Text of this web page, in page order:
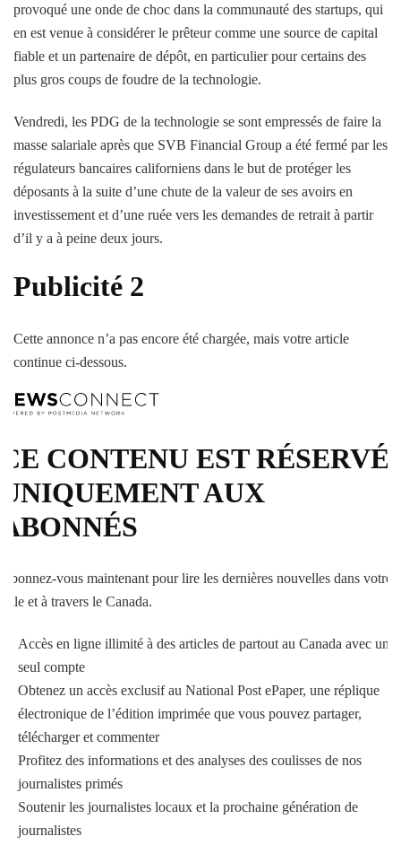
provoqué une onde de choc dans la communauté des startups, qui
en est venue à considérer le prêteur comme une source de capital
fiable et un partenaire de dépôt, en particulier pour certains des
plus gros coups de foudre de la technologie.
Vendredi, les PDG de la technologie se sont empressés de faire la
masse salariale après que SVB Financial Group a été fermé par les
régulateurs bancaires californiens dans le but de protéger les
déposants à la suite d’une chute de la valeur de ses avoirs en
investissement et d’une ruée vers les demandes de retrait à partir
d’il y a à peine deux jours.
Publicité 2
Cette annonce n’a pas encore été chargée, mais votre article
continue ci-dessous.
CE CONTENU EST RÉSERVÉ
UNIQUEMENT AUX
ABONNÉS
Abonnez-vous maintenant pour lire les dernières nouvelles dans votre
ville et à travers le Canada.
Accès en ligne illimité à des articles de partout au Canada avec un
seul compte
Obtenez un accès exclusif au National Post ePaper, une réplique
électronique de l’édition imprimée que vous pouvez partager,
télécharger et commenter
Profitez des informations et des analyses des coulisses de nos
journalistes primés
Soutenir les journalistes locaux et la prochaine génération de
journalistes